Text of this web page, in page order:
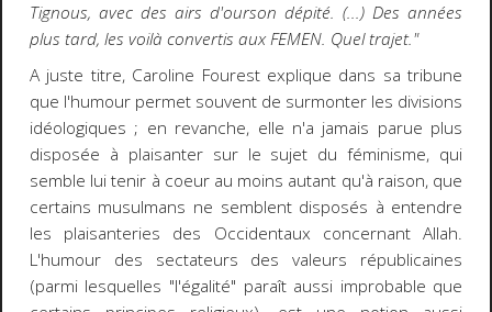
Tignous, avec des airs d'ourson dépité. (...) Des années
plus tard, les voilà convertis aux FEMEN. Quel trajet."
A juste titre, Caroline Fourest explique dans sa tribune
que l'humour permet souvent de surmonter les divisions
idéologiques ; en revanche, elle n'a jamais parue plus
disposée à plaisanter sur le sujet du féminisme, qui
semble lui tenir à coeur au moins autant qu'à raison, que
certains musulmans ne semblent disposés à entendre
les plaisanteries des Occidentaux concernant Allah.
L'humour des sectateurs des valeurs républicaines
(parmi lesquelles "l'égalité" paraît aussi improbable que